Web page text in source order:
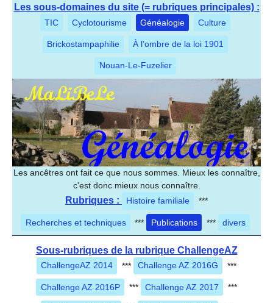
Les sous-domaines du site (= rubriques principales) :
TIC Cyclotourisme Généalogie Culture
Brickostampaphilie À l’ombre de la loi 1901
Nouan-Le-Fuzelier
Les ancêtres ont fait ce que nous sommes. Mieux les connaître,
c'est donc mieux nous connaître.
Rubriques : Histoire familiale ***
Recherches et techniques *** Publications *** divers
Sous-rubriques de la rubrique ChallengeAZ
ChallengeAZ 2014 *** Challenge AZ 2016G ***
Challenge AZ 2016P *** Challenge AZ 2017 ***